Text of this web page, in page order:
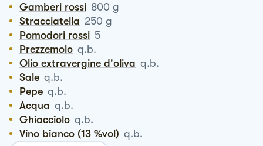
Gamberi rossi 800 g
Stracciatella 250 g
Pomodori rossi 5
Prezzemolo q.b.
Olio extravergine d'oliva q.b.
Sale q.b.
Pepe q.b.
Acqua q.b.
Ghiacciolo q.b.
Vino bianco (13 %vol) q.b.